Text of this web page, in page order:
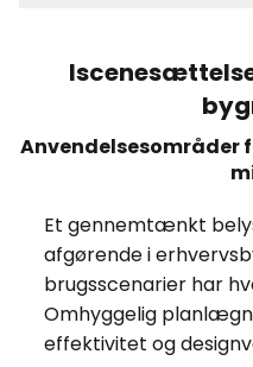
Anvendelsesområder
Et gennemtænkt
afgørende i
brugsscenarier har
Omhyggelig
effektivitet og